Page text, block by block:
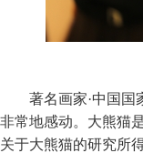
著名画家·中国
非常地感动。大熊猫
关于大熊猫的研究所